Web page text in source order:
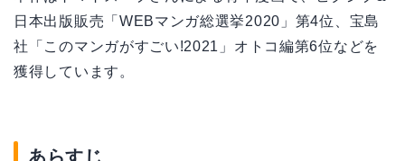
日本出版販売「WEBマンガ総選挙2020」第4位、宝島
社「このマンガがすごい!2021」オトコ編第6位などを
獲得しています。
あらすじ